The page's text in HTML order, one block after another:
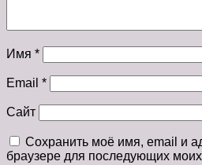
Имя *
Email *
Сайт
Сохранить моё имя, email и
браузере для последующих